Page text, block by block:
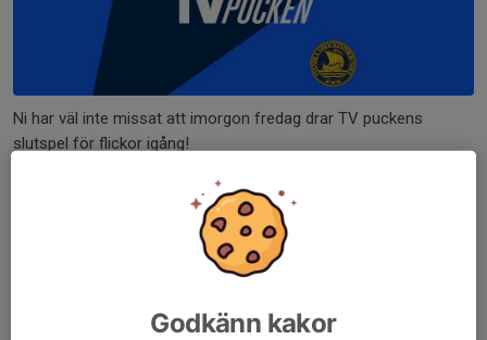
Ni har väl inte missat att imorgon fredag drar TV puckens
slutspel för flickor igång!
Värmland imponerade stort i kvalspelet och vann sin grupp och
imorgon möter dom Småland i kvartsfinalen.
Med i Värmlandslaget har vi...
Godkänn kakor